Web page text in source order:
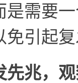
是需要
免引起
兆，